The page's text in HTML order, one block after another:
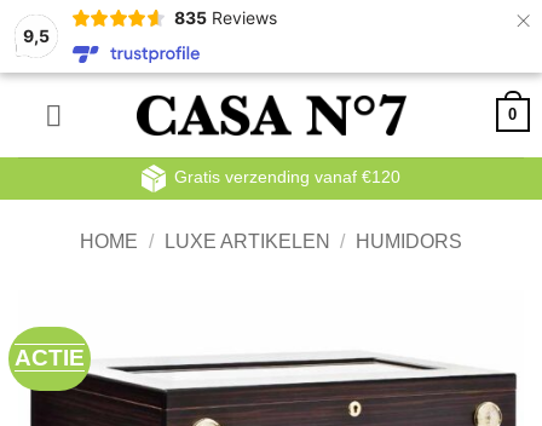
9,5
835 Reviews ×
0
Gratis verzending vanaf €120
HOME / LUXE ARTIKELEN / HUMIDORS
ACTIE